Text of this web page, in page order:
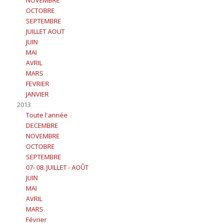
OCTOBRE
SEPTEMBRE
JUILLET AOUT
JUIN
MAI
AVRIL
MARS
FEVRIER
JANVIER
2013
Toute l'année
DECEMBRE
NOVEMBRE
OCTOBRE
SEPTEMBRE
07- 08. JUILLET - AOÛT
JUIN
MAI
AVRIL
MARS
Février